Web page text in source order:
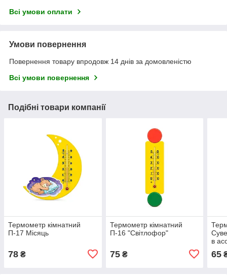
Всі умови оплати
Умови повернення
Повернення товару впродовж 14 днів за домовленістю
Всі умови повернення
Подібні товари компанії
Термометр кімнатний
П-17 Місяць
78 ₴
Термометр кімнатний
П-16 "Світлофор"
75₴
в
65